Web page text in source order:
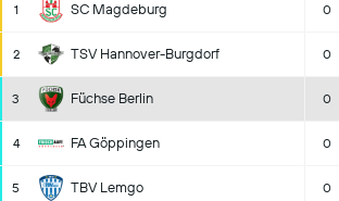
1 SC Magdeburg 0
2 TSV Hannover-Burgdorf 0
3 Füchse Berlin 0
4 FA Göppingen 0
5 TBV Lemgo 0